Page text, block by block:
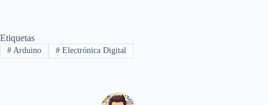
Etiquetas
#Arduino #Electrónica Digital